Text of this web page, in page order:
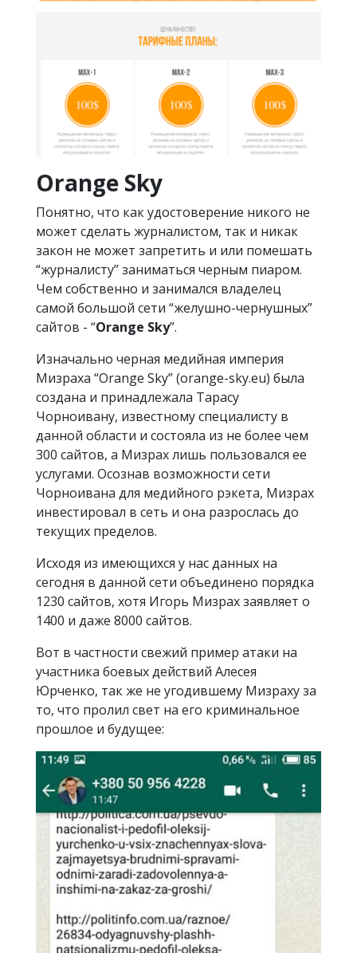
Orange Sky
Понятно, что как удостоверение никого не
может сделать журналистом, так и никак
закон не может запретить и или помешать
“журналисту” заниматься черным пиаром.
Чем собственно и занимался владелец
самой большой сети “желушно-чернушных”
сайтов - “Orange Sky”.
Изначально черная медийная империя
Мизраха “Orange Sky” (orange-sky.eu) была
создана и принадлежала Тарасу
Чорноивану, известному специалисту в
данной области и состояла из не более чем
300 сайтов, а Мизрах лишь пользовался ее
услугами. Осознав возможности сети
Чорноивана для медийного рэкета, Мизрах
инвестировал в сеть и она разрослась до
текущих пределов.
Исходя из имеющихся у нас данных на
сегодня в данной сети объединено порядка
1230 сайтов, хотя Игорь Мизрах заявляет о
1400 и даже 8000 сайтов.
Вот в частности свежий пример атаки на
участника боевых действий Алесея
Юрченко, так же не угодившему Мизраху за
то, что пролил свет на его криминальное
прошлое и будущее: